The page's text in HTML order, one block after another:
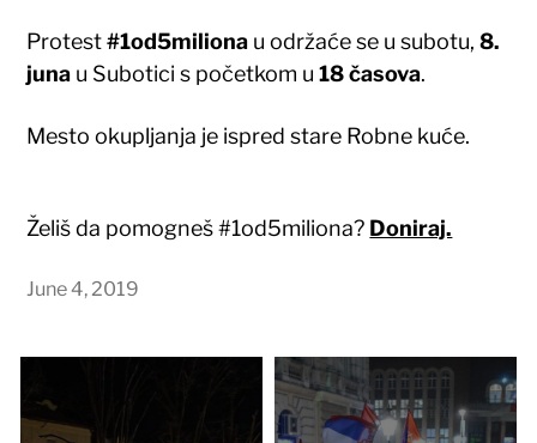
Protest#1od5miliona u održaće se u subotu,8.
juna u Subotici s početkom u18 časova.
Mesto okupljanja je ispred stare Robne kuće.
Želiš da pomogneš #1od5miliona? Doniraj.
June 4, 2019